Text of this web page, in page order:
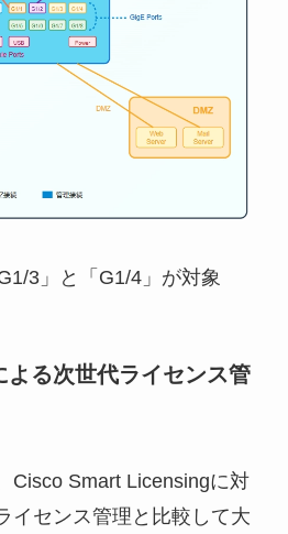
3」と「G1/4」が対象
る次世代ライセンス管
Cisco Smart Licensingに対
イセンス管理と比較して大